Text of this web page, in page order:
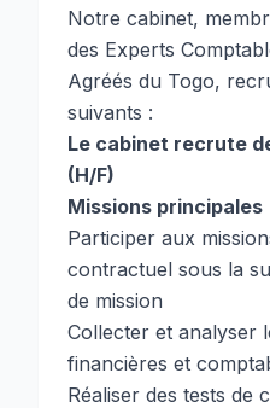
Notre cabinet,
des Experts
Agréés du Togo,
suivants :
Le cabinet recrute
(H/F)
Missions principales
Participer aux
contractuel sous la
de mission
Collecter et analyser
financières et
Réaliser des tests de